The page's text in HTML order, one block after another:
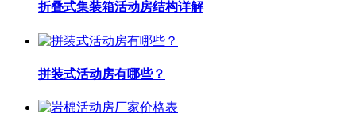
折叠式集装箱活动房结构详解
拼装式活动房有哪些？